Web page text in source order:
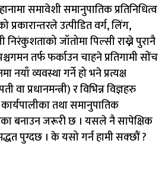
समावेशी समानुपातिक प्रतिनिधित्व
प्रकारान्तरले उत्पीडित वर्ग, लिंग,
निरंकुशताको जॉतोमा पिल्सी राख्ने पुरानै
तर्फ फर्काउन चाहने प्रतिगामी सोंच
नयाँ व्यवस्था गर्ने हो भने प्रत्यक्ष
वा प्रधानमन्त्री) र विभिन्न विज्ञहरु
तथा समानुपातिक
बनाउन जरूरी छ । यसले नै सापेक्षिक
पुग्दछ । के यसो गर्न हामी सक्छौं ?